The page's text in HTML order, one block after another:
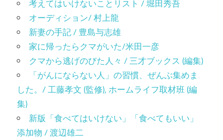
考えてはいけないことリスト / 堀田秀吾
オーディション/ 村上龍
新妻の手記 / 豊島与志雄
家に帰ったらクマがいた/米田一彦
クマから逃げのびた人々 / 三才ブックス (編集)
「がんにならない人」の習慣、ぜんぶ集めま
した。/ 工藤孝文 (監修), ホームライフ取材班 (編
集)
新版「食べてはいけない」「食べてもいい」
添加物 / 渡辺雄二